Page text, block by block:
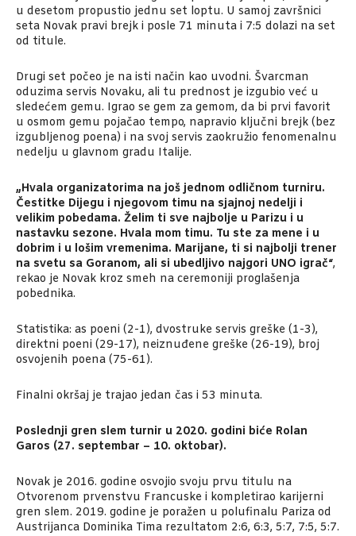
u desetom propustio jednu set loptu. U samoj završnici
seta Novak pravi brejk i posle 71 minuta i 7:5 dolazi na set
od titule.
Drugi set počeo je na isti način kao uvodni. Švarcman
oduzima servis Novaku, ali tu prednost je izgubio već u
sledećem gemu. Igrao se gem za gemom, da bi prvi favorit
u osmom gemu pojačao tempo, napravio ključni brejk (bez
izgubljenog poena) i na svoj servis zaokružio fenomenalnu
nedelju u glavnom gradu Italije.
„Hvala organizatorima na još jednom odličnom turniru.
Čestitke Dijegu i njegovom timu na sjajnoj nedelji i
velikim pobedama. Želim ti sve najbolje u Parizu i u
nastavku sezone. Hvala mom timu. Tu ste za mene i u
dobrim i u lošim vremenima. Marijane, ti si najbolji trener
na svetu sa Goranom, ali si ubedljivo najgori UNO igrač“,
rekao je Novak kroz smeh na ceremoniji proglašenja
pobednika.
Statistika: as poeni (2-1), dvostruke servis greške (1-3),
direktni poeni (29-17), neiznuđene greške (26-19), broj
osvojenih poena (75-61).
Finalni okršaj je trajao jedan čas i 53 minuta.
Poslednji gren slem turnir u 2020. godini biće Rolan
Garos (27. septembar – 10. oktobar).
Novak je 2016. godine osvojio svoju prvu titulu na
Otvorenom prvenstvu Francuske i kompletirao karijerni
gren slem. 2019. godine je poražen u polufinalu Pariza od
Austrijanca Dominika Tima rezultatom 2:6, 6:3, 5:7, 7:5, 5:7.